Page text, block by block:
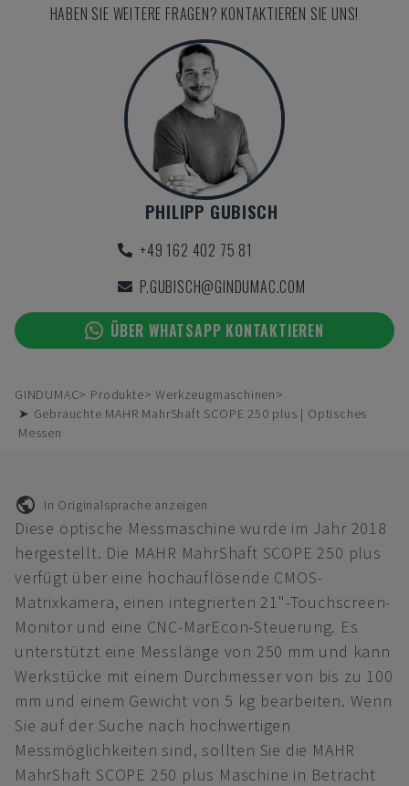
HABEN SIE WEITERE FRAGEN? KONTAKTIEREN SIE UNS!
PHILIPP GUBISCH
+49 162 402 75 81
P.GUBISCH@GINDUMAC.COM
ÜBER WHATSAPP KONTAKTIEREN
GINDUMAC Produkte
Werkzeugmaschinen
➤ Gebrauchte MAHR MahrShaft SCOPE 250 plus | Optisches
Messen
In Originalsprache anzeigen
Diese optische Messmaschine wurde im Jahr 2018
hergestellt. Die MAHR MahrShaft SCOPE 250 plus
verfügt über eine hochauflösende CMOS-
Matrixkamera, einen integrierten 21"-Touchscreen-
Monitor und eine CNC-MarEcon-Steuerung. Es
unterstützt eine Messlänge von 250 mm und kann
Werkstücke mit einem Durchmesser von bis zu 100
mm und einem Gewicht von 5 kg bearbeiten. Wenn
Sie auf der Suche nach hochwertigen
Messmöglichkeiten sind, sollten Sie die MAHR
MahrShaft SCOPE 250 plus Maschine in Betracht